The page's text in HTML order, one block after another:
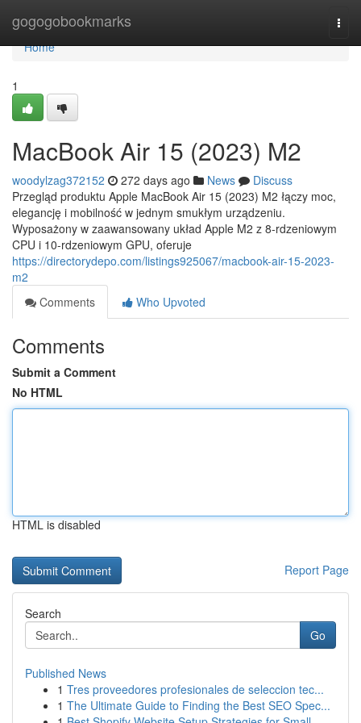
gogogobookmarks
Home
Home
1
MacBook Air 15 (2023) M2
woodylzag372152 272 days ago News
Discuss
Przegląd produktu Apple MacBook Air 15 (2023) M2 łączy moc,
elegancję i mobilność w jednym smukłym urządzeniu.
Wyposażony w zaawansowany układ Apple M2 z 8-rdzeniowym
CPU i 10-rdzeniowym GPU, oferuje
https://directorydepo.com/listings925067/macbook-air-15-2023-
m2
Comments
Who Upvoted
Comments
Submit a Comment
No HTML
HTML is disabled
Report Page
Search
Go
Published News
1 Tres proveedores profesionales de seleccion tec...
1 The Ultimate Guide to Finding the Best SEO Spec...